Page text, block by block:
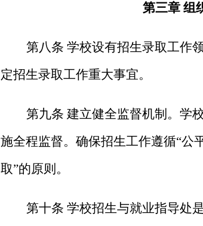
第三章 组
第八条 学校设有招生录取工作
定招生录取工作重大事宜。
第九条 建立健全监督机制。学
施全程监督。 确保招生工作遵循“公
取”的原则。
第十条 学校招生与就业指导处